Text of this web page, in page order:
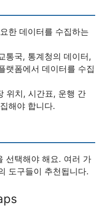
한 데이터를 수집하는
통국, 통계청의 데이터,
랫폼에서 데이터를 수집
위치, 시간표, 운행 간
해야 합니다.
선택해야 해요. 여러 가
도구들이 추천됩니다.